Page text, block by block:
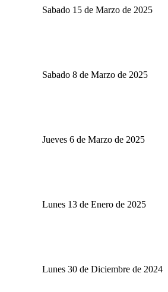
Sabado 15 de Marzo de 2025
Sabado 8 de Marzo de 2025
Jueves 6 de Marzo de 2025
Lunes 13 de Enero de 2025
Lunes 30 de Diciembre de 2024